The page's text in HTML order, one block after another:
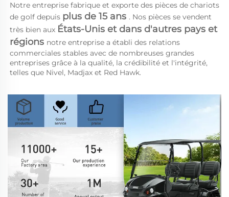
Notre entreprise fabrique et exporte des pièces de chariots
de golf depuis plus de 15 ans . Nos pièces se vendent
très bien aux États-Unis et dans d'autres pays et
régions notre entreprise a établi des relations
commerciales stables avec de nombreuses grandes
entreprises grâce à la qualité, la crédibilité et l'intégrité,
telles que Nivel, Madjax et Red Hawk.